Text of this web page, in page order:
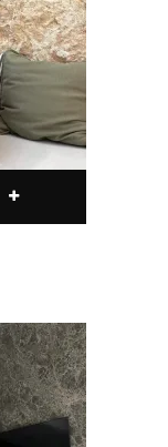
Ce produit a plusieurs variations. Les options peuvent être choisies sur la page du produit